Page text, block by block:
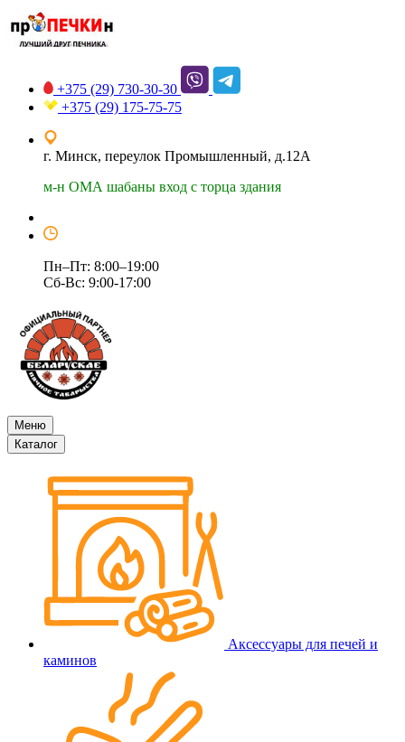
+375 (29) 730-30-30
+375 (29) 175-75-75
г. Минск, переулок Промышленный, д.12А
м-н ОМА шабаны вход с торца здания
Пн–Пт: 8:00–19:00
Сб-Вс: 9:00-17:00
Меню
Каталог
Аксессуары для печей и
каминов